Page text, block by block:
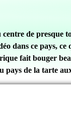
de
dans ce pays,
fait bouger
de la tarte